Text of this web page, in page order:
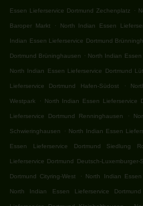
Essen Lieferservice Dortmund Zechenplatz .
Baroper Markt . North Indian Essen
Indian Essen Lieferservice Dortmund
Dortmund Brüninghausen . North Indian
North Indian Essen Lieferservice Dortmund
Lieferservice Dortmund Hafen-Südost .
Westpark . North Indian Essen Lieferservice
Lieferservice Dortmund Renninghausen .
Schwieringhausen . North Indian Essen
Essen Lieferservice Dortmund Siedlung
Lieferservice Dortmund Deutsch-Luxemburger-
Dortmund Cityring-West . North Indian
North Indian Essen Lieferservice Dortmund
.